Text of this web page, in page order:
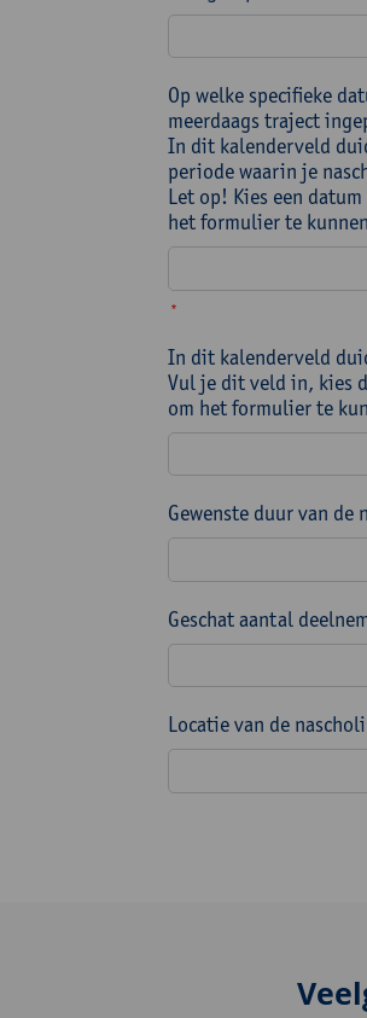
Op welke specifieke
meerdaags traject
In dit kalenderveld
periode waarin je
Let op! Kies een
het formulier te
*
In dit kalenderveld
Vul je dit veld in, kies
om het formulier te
Gewenste duur van
Geschat aantal
Locatie van de